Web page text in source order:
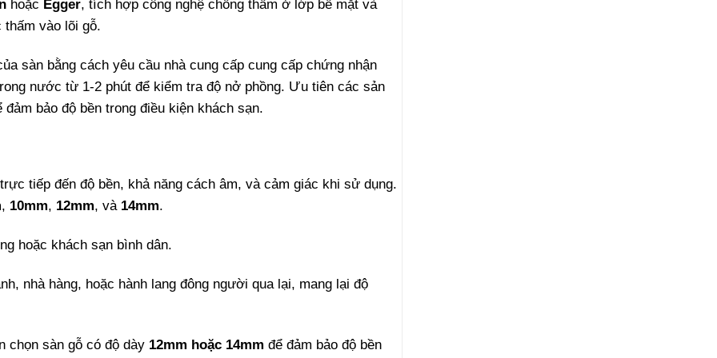
hoặc Egger, tích hợp công nghệ chống thấm ở lớp bề mặt và
vào lõi gỗ.
sàn bằng cách yêu cầu nhà cung cấp cung cấp chứng nhận
nước từ 1-2 phút để kiểm tra độ nở phồng. Ưu tiên các sản
đảm bảo độ bền trong điều kiện khách sạn.
tiếp đến độ bền, khả năng cách âm, và cảm giác khi sử dụng.
, 10mm, 12mm, và 14mm.
hoặc khách sạn bình dân.
nhà hàng, hoặc hành lang đông người qua lại, mang lại độ
chọn sàn gỗ có độ dày 12mm hoặc 14mm để đảm bảo độ bền